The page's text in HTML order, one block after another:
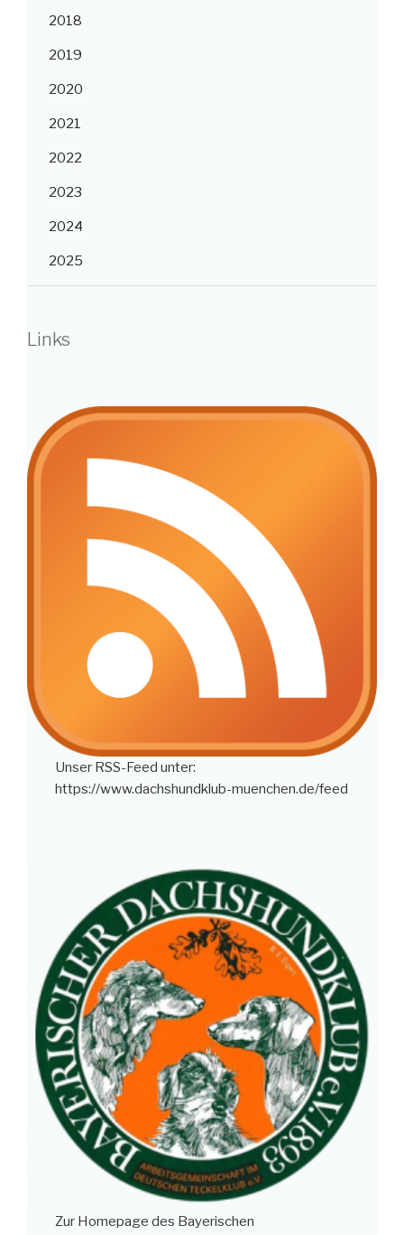
2018
2019
2020
2021
2022
2023
2024
2025
Links
Unser RSS-Feed unter:
https://www.dachshundklub-muenchen.de/feed
Zur Homepage des Bayerischen